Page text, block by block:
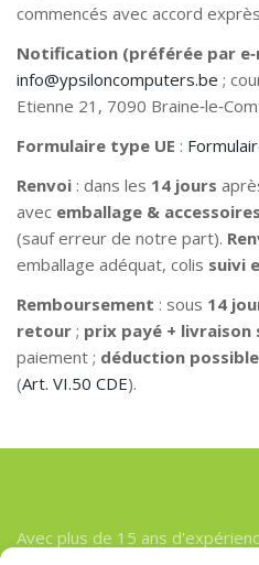
commencés avec accord
Notification (préférée par
info@ypsiloncomputers.be ;
Etienne 21, 7090
Formulaire type UE :
Renvoi : dans les 14 jours
avec emballage & accessoires
(sauf erreur de notre part).
emballage adéquat, colis suivi
Remboursement : sous 14
retour ; prix payé + livraison
paiement ; déduction possible
(Art. VI.50 CDE).
Avec plus de 15 ans